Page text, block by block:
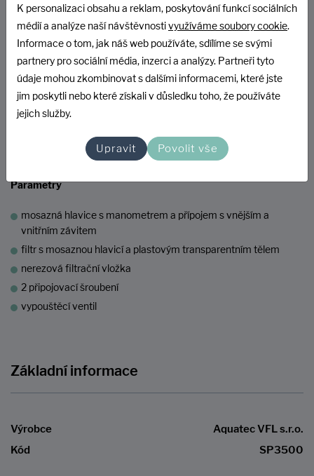
FILTR JEMNÝCH ČÁSTIC S
PROPLACHEM
Filtr s proplachemProtector Minije určen k odfiltrování
mechanických nečistot z pitné a užitkové vody. Chrání vodovodní
potrubí a nainstalované armatury včetně zařízení, před funkčními
závadami a korozí vyvolanými cizími částicemi, např. kousky rzi,
Parametry
mosazná hlavice s manometrem a přípojem s vnějším a
vnitřním závitem
filtr s mosaznou hlavicí a plastovým transparentním tělem
nerezová filtrační vložka
2 připojovací šroubení
vypouštěcí ventil
Základní informace
Výrobce
Aquatec VFL s.r.o.
Kód
SP3500
K personalizaci obsahu a reklam, poskytování funkcí sociálních
médií a analýze naší návštěvnostivyužíváme soubory cookie.
Informace o tom, jak náš web používáte, sdílíme se svými
partnery pro sociální média, inzerci a analýzy. Partneři tyto
údaje mohou zkombinovat s dalšími informacemi, které jste
jim poskytli nebo které získali v důsledku toho, že používáte
jejich služby.
Upravit Povolit vše